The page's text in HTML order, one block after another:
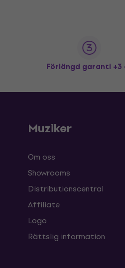
Förlängd garanti +3
Muziker
Om oss
Showrooms
Distributionscentral
Affiliate
Logo
Rättslig information